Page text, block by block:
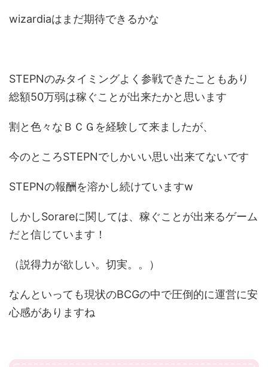
wizardiaはまだ期待できるかな
STEPNのみタイミングよく参戦できたこともあり
総額50万弱は稼ぐことが出来たかと思います
割と色々なＢＣＧを経験して来ましたが、
今のところSTEPNでしかいい思い出来てないです
STEPNの報酬を溶かし続けていますw
しかしSorareに関しては、稼ぐことが出来るゲーム
だと信じています！
（説得力が欲しい。切実。。）
なんといっても現状のBCGの中で圧倒的に運営に安
心感がありますね